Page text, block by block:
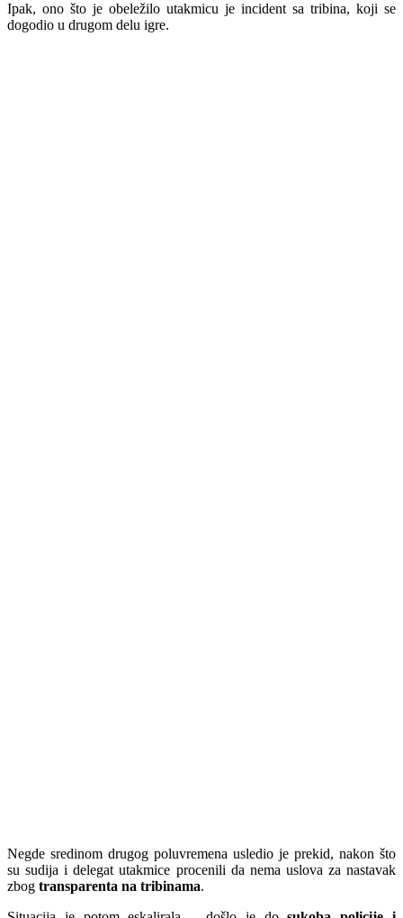
Ipak, ono što je obeležilo utakmicu je incident sa tribina, koji se
dogodio u drugom delu igre.
Negde sredinom drugog poluvremena usledio je prekid, nakon što
su sudija i delegat utakmice procenili da nema uslova za nastavak
zbog transparenta na tribinama.